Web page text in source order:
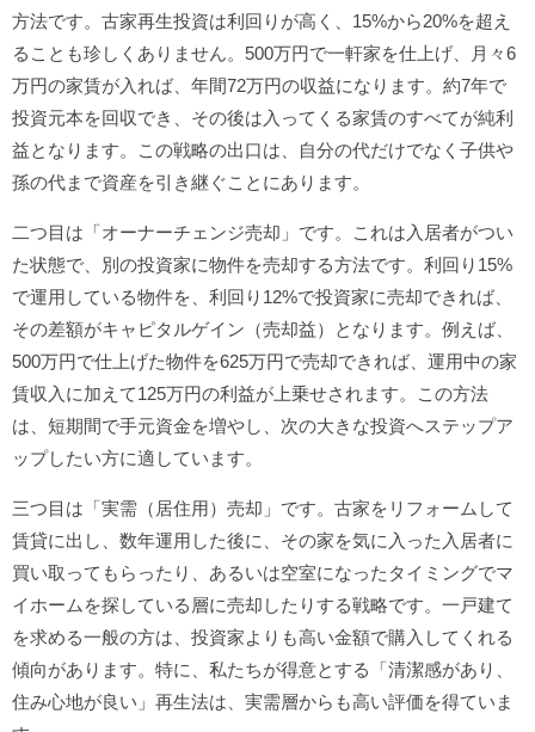
方法です。古家再生投資は利回りが高く、15%から20%を超え
ることも珍しくありません。500万円で一軒家を仕上げ、月々6
万円の家賃が入れば、年間72万円の収益になります。約7年で
投資元本を回収でき、その後は入ってくる家賃のすべてが純利
益となります。この戦略の出口は、自分の代だけでなく子供や
孫の代まで資産を引き継ぐことにあります。
二つ目は「オーナーチェンジ売却」です。これは入居者がつい
た状態で、別の投資家に物件を売却する方法です。利回り15%
で運用している物件を、利回り12%で投資家に売却できれば、
その差額がキャピタルゲイン（売却益）となります。例えば、
500万円で仕上げた物件を625万円で売却できれば、運用中の家
賃収入に加えて125万円の利益が上乗せされます。この方法
は、短期間で手元資金を増やし、次の大きな投資へステップア
ップしたい方に適しています。
三つ目は「実需（居住用）売却」です。古家をリフォームして
賃貸に出し、数年運用した後に、その家を気に入った入居者に
買い取ってもらったり、あるいは空室になったタイミングでマ
イホームを探している層に売却したりする戦略です。一戸建て
を求める一般の方は、投資家よりも高い金額で購入してくれる
傾向があります。特に、私たちが得意とする「清潔感があり、
住み心地が良い」再生法は、実需層からも高い評価を得ていま